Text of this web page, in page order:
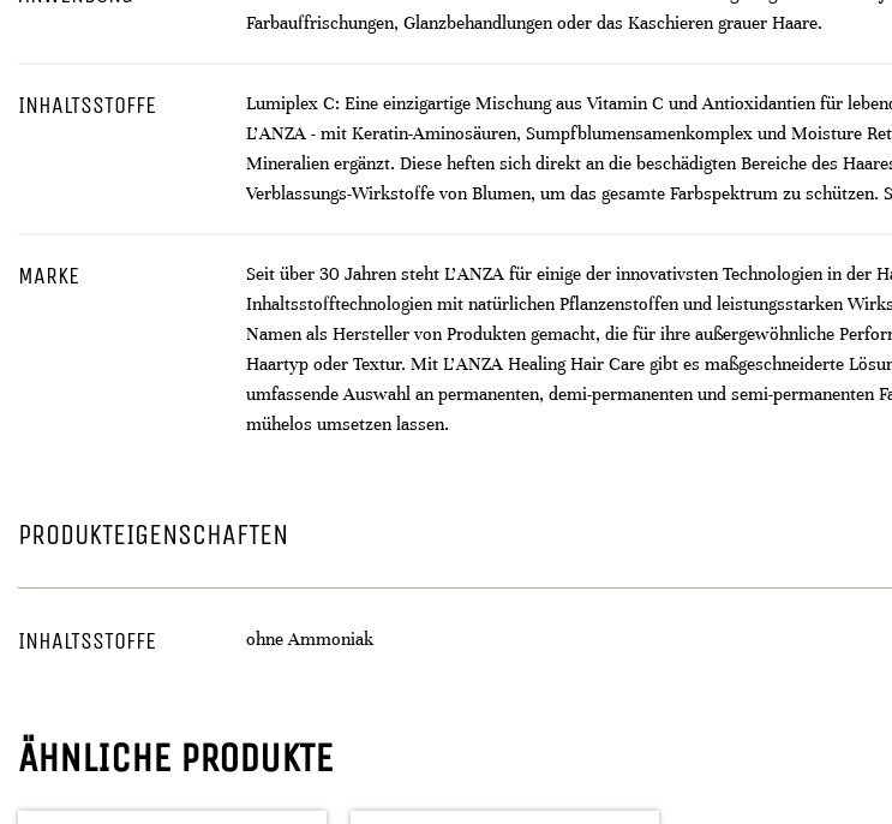
Farbauffrischungen, Glanzbehandlungen oder das Kaschieren grauer Haare.
INHALTSSTOFFE
Lumiplex C: Eine einzigartige Mischung aus Vitamin C und Antioxidantien für
L'ANZA - mit Keratin-Aminosäuren, Sumpfblumensamenkomplex und Moisture
Mineralien ergänzt. Diese heften sich direkt an die beschädigten Bereiche des
Verblassungs-Wirkstoffe von Blumen, um das gesamte Farbspektrum zu schützen.
MARKE
Seit über 30 Jahren steht L'ANZA für einige der innovativsten Technologien in
Inhaltsstofftechnologien mit natürlichen Pflanzenstoffen und leistungsstarken
Namen als Hersteller von Produkten gemacht, die für ihre außergewöhnliche
Haartyp oder Textur. Mit L'ANZA Healing Hair Care gibt es maßgeschneiderte
umfassende Auswahl an permanenten, demi-permanenten und semi-
mühelos umsetzen lassen.
PRODUKTEIGENSCHAFTEN
INHALTSSTOFFE ohne Ammoniak
ÄHNLICHE PRODUKTE